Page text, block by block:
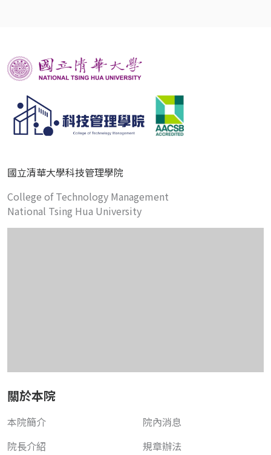
國立清華大學科技管理學院
College of Technology Management
National Tsing Hua University
關於本院
本院簡介
院長介紹
院內消息
規章辦法